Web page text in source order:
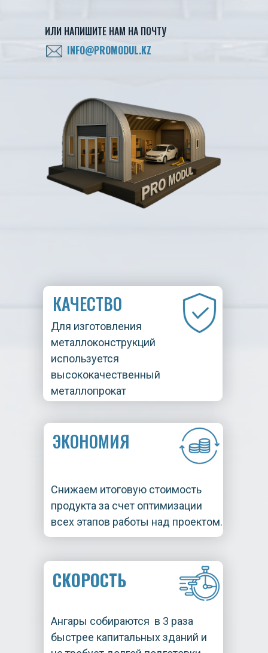
ИЛИ НАПИШИТЕ НАМ НА ПОЧТУ
INFO@PROMODUL.KZ
КАЧЕСТВО
Для изготовления
металлоконструкций
используется
высококачественный
металлопрокат
ЭКОНОМИЯ
Снижаем итоговую стоимость
продукта за счет оптимизации
всех этапов работы над проектом.
СКОРОСТЬ
Ангары собираются в 3 раза
быстрее капитальных зданий и